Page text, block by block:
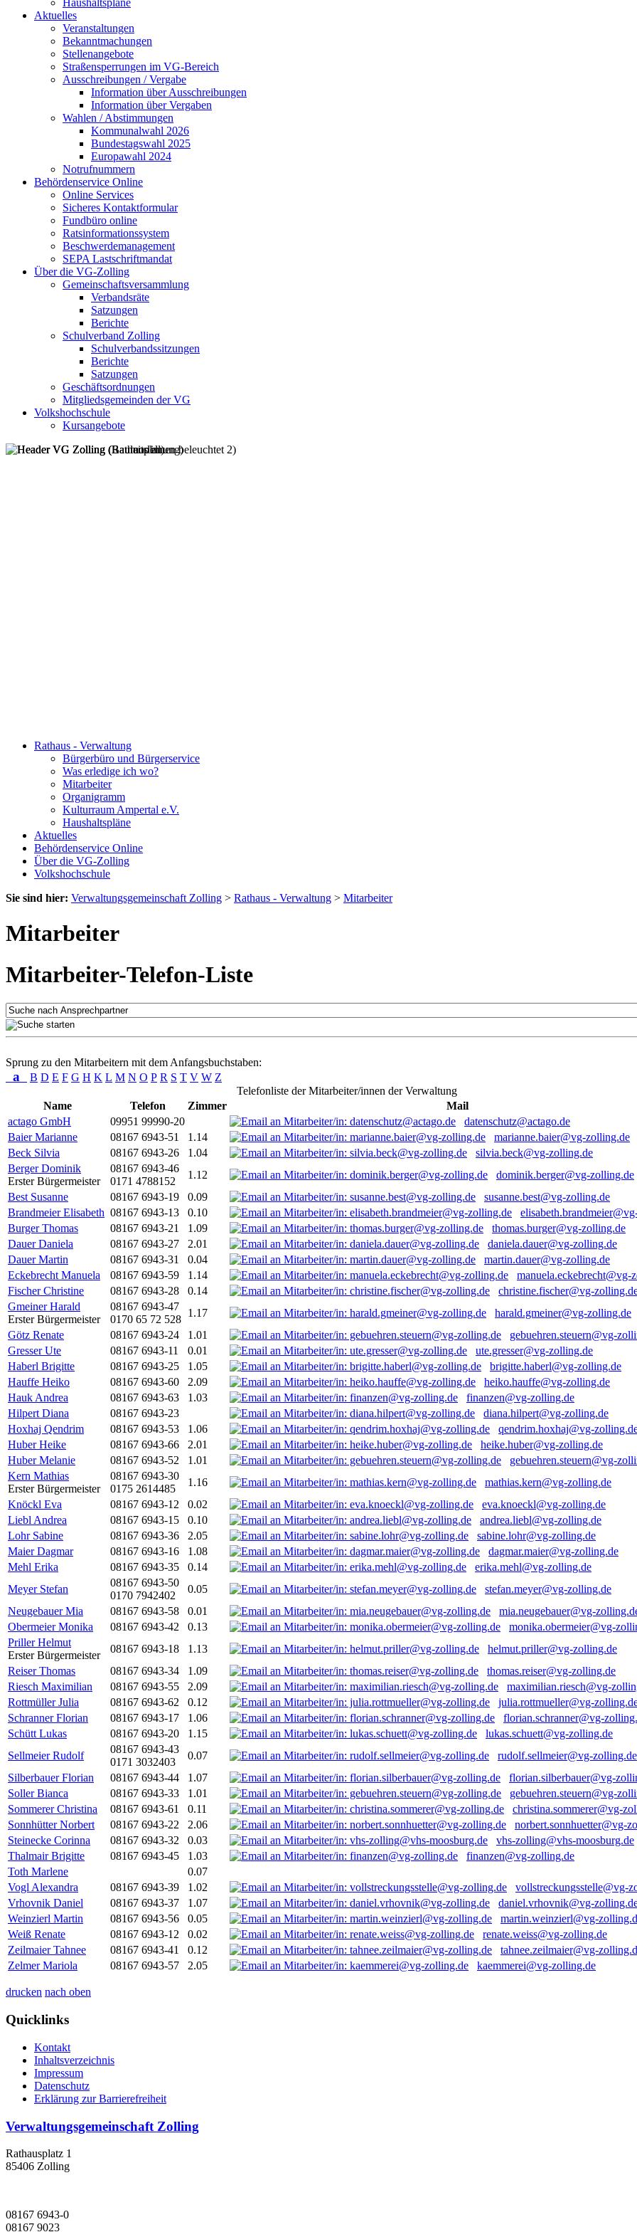
Haushaltspläne
Aktuelles
Veranstaltungen
Bekanntmachungen
Stellenangebote
Straßensperrungen im VG-Bereich
Ausschreibungen / Vergabe
Information über Ausschreibungen
Information über Vergaben
Wahlen / Abstimmungen
Kommunalwahl 2026
Bundestagswahl 2025
Europawahl 2024
Notrufnummern
Behördenservice Online
Online Services
Sicheres Kontaktformular
Fundbüro online
Ratsinformationssystem
Beschwerdemanagement
SEPA Lastschriftmandat
Über die VG-Zolling
Gemeinschaftsversammlung
Verbandsräte
Satzungen
Berichte
Schulverband Zolling
Schulverbandssitzungen
Berichte
Satzungen
Geschäftsordnungen
Mitgliedsgemeinden der VG
Volkshochschule
Kursangebote
Rathaus - Verwaltung
Bürgerbüro und Bürgerservice
Was erledige ich wo?
Mitarbeiter
Organigramm
Kulturraum Ampertal e.V.
Haushaltspläne
Aktuelles
Behördenservice Online
Über die VG-Zolling
Volkshochschule
Sie sind hier: Verwaltungsgemeinschaft Zolling > Rathaus - Verwaltung > Mitarbeiter
Mitarbeiter
Mitarbeiter-Telefon-Liste
Sprung zu den Mitarbeitern mit dem Anfangsbuchstaben:
a B D E F G H K L M N O P R S T V W Z
Telefonliste der Mitarbeiter/innen der Verwaltung
Name
Telefon Zimmer
Mail
actago GmbH
09951 99990-20
datenschutz@actago.de
Baier Marianne
08167 6943-51 1.14
marianne.baier@vg-zolling.de
Beck Silvia
08167 6943-26 1.04
silvia.beck@vg-zolling.de
Berger Dominik
Erster Bürgermeister
08167 6943-46
0171 4788152
1.12
dominik.berger@vg-zolling.de
Best Susanne
08167 6943-19 0.09
susanne.best@vg-zolling.de
Brandmeier Elisabeth 08167 6943-13 0.10
Burger Thomas
08167 6943-21 1.09
thomas.burger@vg-zolling.de
Dauer Daniela
08167 6943-27 2.01
daniela.dauer@vg-zolling.de
Dauer Martin
08167 6943-31 0.04
martin.dauer@vg-zolling.de
Eckebrecht Manuela
08167 6943-59 1.14
manuela.eckebrecht@vg-
Fischer Christine
08167 6943-28 0.14
christine.fischer@vg-
Gmeiner Harald
Erster Bürgermeister
08167 6943-47
0170 65 72 528
1.17
harald.gmeiner@vg-zolling.de
Götz Renate
08167 6943-24 1.01
gebuehren.steuern@vg-
Gresser Ute
08167 6943-11 0.01
ute.gresser@vg-zolling.de
Haberl Brigitte
08167 6943-25 1.05
brigitte.haberl@vg-zolling.de
Hauffe Heiko
08167 6943-60 2.09
heiko.hauffe@vg-zolling.de
Hauk Andrea
08167 6943-63 1.03
finanzen@vg-zolling.de
Hilpert Diana
08167 6943-23
diana.hilpert@vg-zolling.de
Hoxhaj Qendrim
08167 6943-53 1.06
qendrim.hoxhaj@vg-
Huber Heike
08167 6943-66 2.01
heike.huber@vg-zolling.de
Huber Melanie
08167 6943-52 1.01
gebuehren.steuern@vg-
Kern Mathias
Erster Bürgermeister
08167 6943-30
0175 2614485
1.16
mathias.kern@vg-zolling.de
Knöckl Eva
08167 6943-12 0.02
eva.knoeckl@vg-zolling.de
Liebl Andrea
08167 6943-15 0.10
andrea.liebl@vg-zolling.de
Lohr Sabine
08167 6943-36 2.05
sabine.lohr@vg-zolling.de
Maier Dagmar
08167 6943-16 1.08
dagmar.maier@vg-zolling.de
Mehl Erika
08167 6943-35 0.14
erika.mehl@vg-zolling.de
Meyer Stefan
08167 6943-50
0170 7942402
0.05
stefan.meyer@vg-zolling.de
Neugebauer Mia
08167 6943-58 0.01
mia.neugebauer@vg-
Obermeier Monika
08167 6943-42 0.13
monika.obermeier@vg-
Priller Helmut
Erster Bürgermeister
08167 6943-18 1.13
helmut.priller@vg-zolling.de
Reiser Thomas
08167 6943-34 1.09
thomas.reiser@vg-zolling.de
Riesch Maximilian
08167 6943-55 2.09
maximilian.riesch@vg-
Rottmüller Julia
08167 6943-62 0.12
julia.rottmueller@vg-
Schranner Florian
08167 6943-17 1.06
florian.schranner@vg-
Schütt Lukas
08167 6943-20 1.15
lukas.schuett@vg-zolling.de
Sellmeier Rudolf
08167 6943-43
0171 3032403
0.07
rudolf.sellmeier@vg-zolling.de
Silberbauer Florian
08167 6943-44 1.07
florian.silberbauer@vg-
Soller Bianca
08167 6943-33 1.01
gebuehren.steuern@vg-
Sommerer Christina
08167 6943-61 0.11
christina.sommerer@vg-
Sonnhütter Norbert
08167 6943-22 2.06
norbert.sonnhuetter@vg-
Steinecke Corinna
08167 6943-32 0.03
vhs-zolling@vhs-moosburg.de
Thalmair Brigitte
08167 6943-45 1.03
finanzen@vg-zolling.de
Toth Marlene
0.07
Vogl Alexandra
08167 6943-39 1.02
vollstreckungsstelle@vg-
Vrhovnik Daniel
08167 6943-37 1.07
daniel.vrhovnik@vg-
Weinzierl Martin
08167 6943-56 0.05
martin.weinzierl@vg-
Weiß Renate
08167 6943-12 0.02
renate.weiss@vg-zolling.de
Zeilmaier Tahnee
08167 6943-41 0.12
tahnee.zeilmaier@vg-
Zelmer Mariola
08167 6943-57 2.05 kaemmerei@vg-zolling.de
drucken nach oben
Quicklinks
Kontakt
Inhaltsverzeichnis
Impressum
Datenschutz
Erklärung zur Barrierefreiheit
Verwaltungsgemeinschaft Zolling
Rathausplatz 1
85406 Zolling
08167 6943-0
08167 9023